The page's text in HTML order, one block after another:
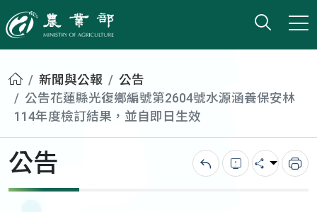
農業部
打開
小版
首頁新聞與公報
公告
公告花蓮縣光復鄉編號第2604號水源涵養保安林
114年度檢訂結果，並自即日生效
公告 回上一頁錯誤回報
分享 列